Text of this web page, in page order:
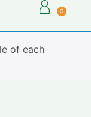
0
of each